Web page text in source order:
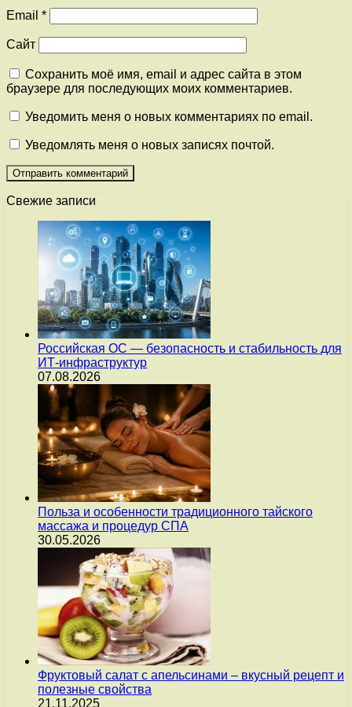
Email *
Сайт
Сохранить моё имя, email и адрес сайта в этом
браузере для последующих моих комментариев.
Уведомить меня о новых комментариях по email.
Уведомлять меня о новых записях почтой.
Свежие записи
Российская ОС — безопасность и стабильность для
ИТ-инфраструктур
07.08.2026
Польза и особенности традиционного тайского
массажа и процедур СПА
30.05.2026
Фруктовый салат с апельсинами – вкусный рецепт и
полезные свойства
21.11.2025